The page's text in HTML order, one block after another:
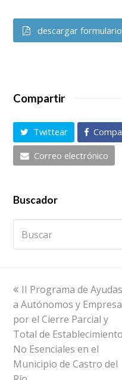
descargar formulario
Compartir
Twittear
Correo electrónico
Buscador
previous
post:
II Programa de Ayudas
a Autónomos y
por el Cierre Parcial y
Total de
No Esenciales en el
Municipio de Castro del